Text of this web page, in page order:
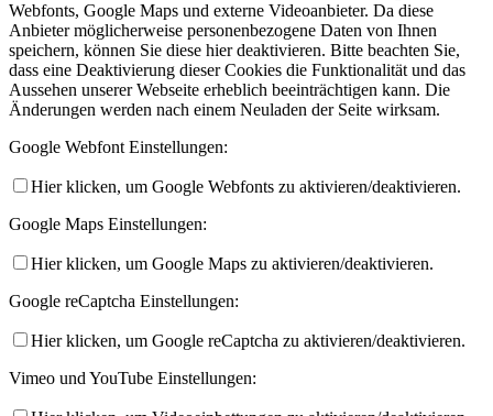
Webfonts, Google Maps und externe Videoanbieter. Da diese
Anbieter möglicherweise personenbezogene Daten von Ihnen
speichern, können Sie diese hier deaktivieren. Bitte beachten Sie,
dass eine Deaktivierung dieser Cookies die Funktionalität und das
Aussehen unserer Webseite erheblich beeinträchtigen kann. Die
Änderungen werden nach einem Neuladen der Seite wirksam.
Google Webfont Einstellungen:
Hier klicken, um Google Webfonts zu aktivieren/deaktivieren.
Google Maps Einstellungen:
Hier klicken, um Google Maps zu aktivieren/deaktivieren.
Google reCaptcha Einstellungen:
Hier klicken, um Google reCaptcha zu aktivieren/deaktivieren.
Vimeo und YouTube Einstellungen: